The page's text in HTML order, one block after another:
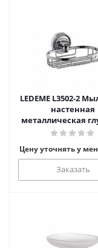
LEDEME L3502-2
настенная
металлическая
Цену уточнять у
Заказать